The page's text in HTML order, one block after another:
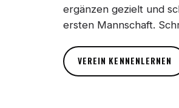
ergänzen gezielt und
ersten Mannschaft.
VEREIN KENNENLERNEN